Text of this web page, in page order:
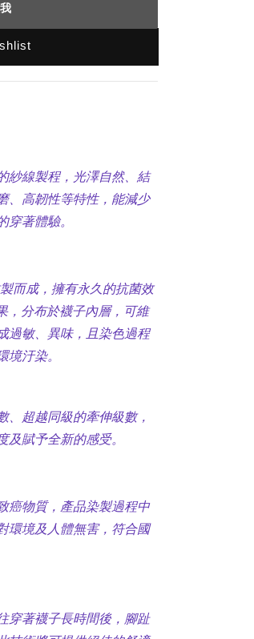
紗線製程，光澤自然、結
、高韌性等特性，能減少
著體驗。
而成，擁有永久的抗菌效
，分布於襪子內層，可維
過敏、異味，且染色過程
汙染。
、超越同級的牽伸級數，
賦予全新的感受。
癌物質，產品染製過程中
環境及人體無害，符合國
穿著襪子長時間後，腳趾